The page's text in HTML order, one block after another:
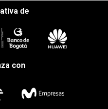
de
con